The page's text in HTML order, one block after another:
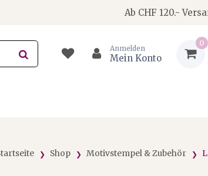
Ab CHF 120.-
Anmelden
Mein Konto
0
Shop Motivstempel & Zubehör